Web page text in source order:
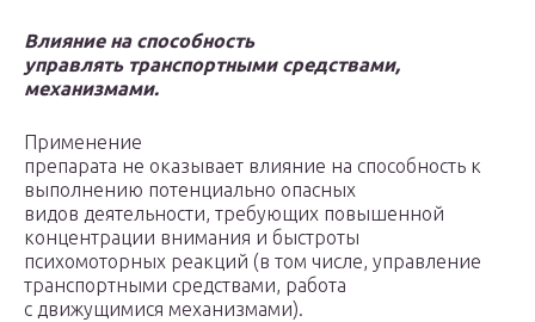
Влияние на способность
управлять транспортными средствами,
механизмами.
Применение
препарата не оказывает влияние на способность к
выполнению потенциально опасных
видов деятельности, требующих повышенной
концентрации внимания и быстроты
психомоторных реакций (в том числе, управление
транспортными средствами, работа
с движущимися механизмами).